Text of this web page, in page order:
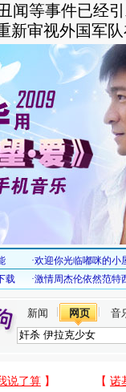
闻等事件已经
新审视外国军
新闻 网页 音